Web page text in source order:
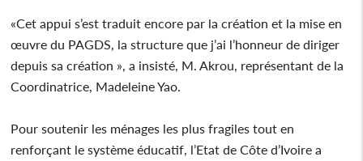
«Cet appui s’est traduit encore par la création et la mise en
œuvre du PAGDS, la structure que j’ai l’honneur de diriger
depuis sa création », a insisté, M. Akrou, représentant de la
Coordinatrice, Madeleine Yao.
Pour soutenir les ménages les plus fragiles tout en
renforçant le système éducatif, l’Etat de Côte d’Ivoire a